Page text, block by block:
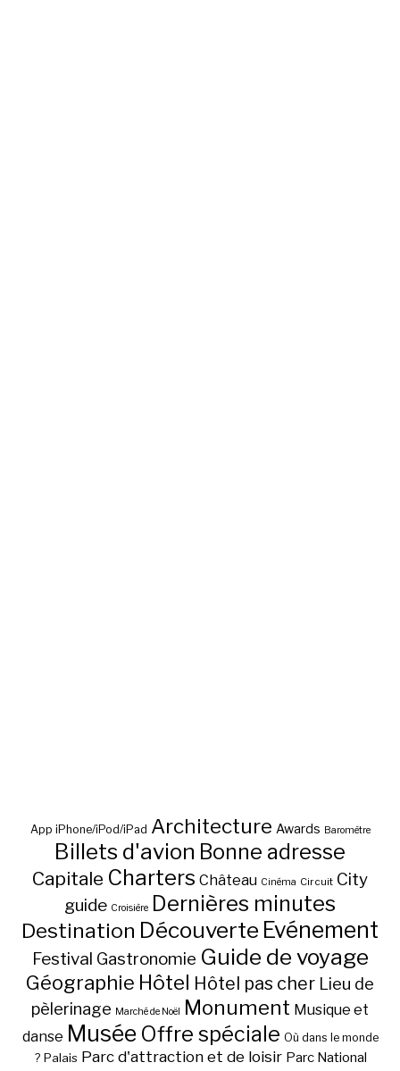
App iPhone/iPod/iPad Architecture Awards Baromètre
Billets d'avion Bonne adresse
Capitale Charters Château Cinéma Circuit City
guide Croisière Dernières minutes
Destination Découverte Evénement
Festival Gastronomie Guide de voyage
Géographie Hôtel Hôtel pas cher Lieu de
pèlerinage Marché de Noël Monument Musique et
danse Musée Offre spéciale Où dans le monde
? Palais Parc d'attraction et de loisir Parc National